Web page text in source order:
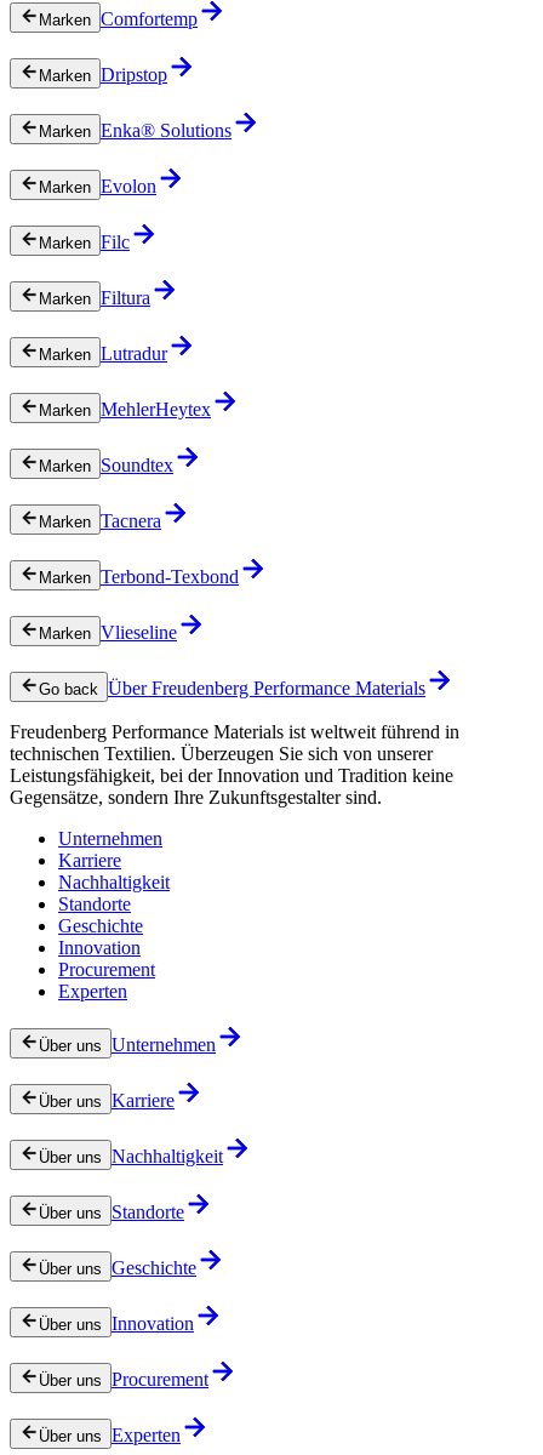
Marken Comfortemp
Marken Dripstop
Marken Enka® Solutions
Marken Evolon
Marken Filc
Marken Filtura
Marken Lutradur
Marken MehlerHeytex
Marken Soundtex
Marken Tacnera
Marken Terbond-Texbond
Marken Vlieseline
Go back Über Freudenberg Performance Materials
Freudenberg Performance Materials ist weltweit führend in
technischen Textilien. Überzeugen Sie sich von unserer
Leistungsfähigkeit, bei der Innovation und Tradition keine
Gegensätze, sondern Ihre Zukunftsgestalter sind.
Unternehmen
Karriere
Nachhaltigkeit
Standorte
Geschichte
Innovation
Procurement
Experten
Über uns Unternehmen
Über uns Karriere
Über uns Nachhaltigkeit
Über uns Standorte
Über uns Geschichte
Über uns Innovation
Über uns Procurement
Über uns Experten